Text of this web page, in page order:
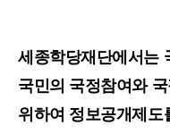
세종학당재단에서는
국민의 국정참여와
위하여 정보공개제도